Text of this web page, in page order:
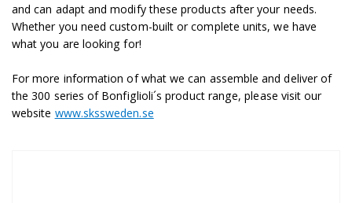
and can adapt and modify these products after your needs.
Whether you need custom-built or complete units, we have
what you are looking for!
For more information of what we can assemble and deliver of
the 300 series of Bonfiglioli´s product range, please visit our
website www.skssweden.se